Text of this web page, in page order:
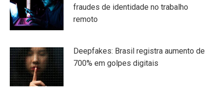
fraudes de identidade no trabalho
remoto
Deepfakes: Brasil registra aumento de
700% em golpes digitais